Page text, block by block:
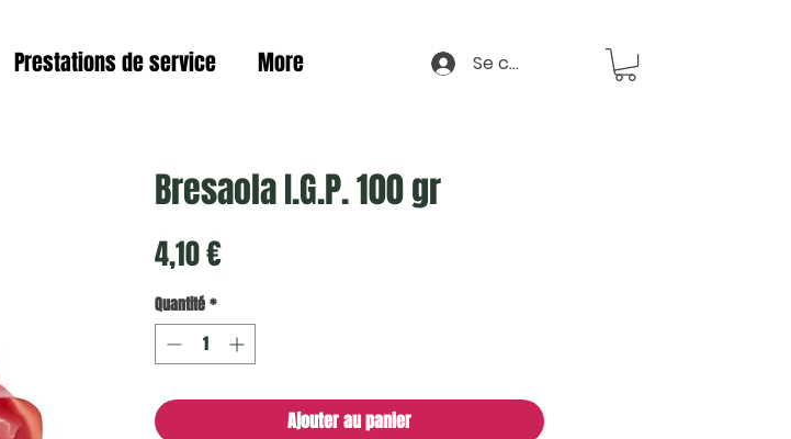
Prestations de service More Se connecter
Bresaola I.G.P. 100 gr
4,10 €Prix
Quantité*
Ajouter au panier